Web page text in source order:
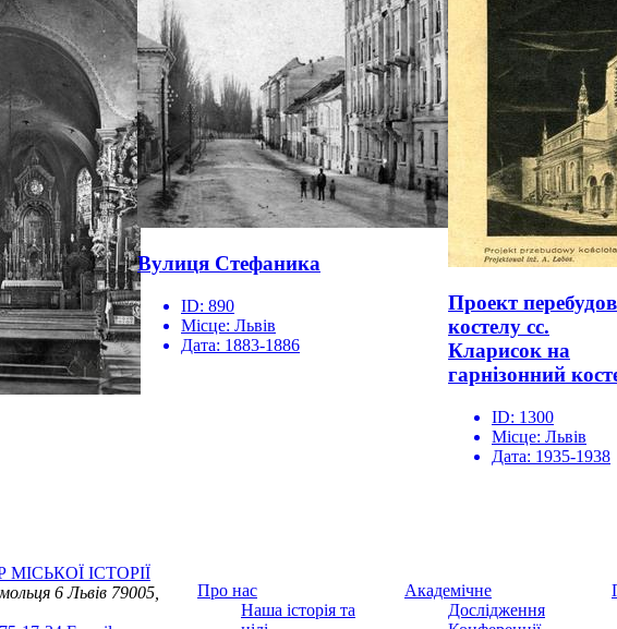
Вулиця Стефаника
ID: 890
Місце: Львів
Дата: 1883-1886
Проект
костелу сс.
Кларисок на
гарнізонний
ID: 1300
Місце: Львів
Дата: 1935-1938
МІСЬКОЇ ІСТОРІЇ
6Львів 79005,
Про нас
Наша історія та
Академічне
Дослідження